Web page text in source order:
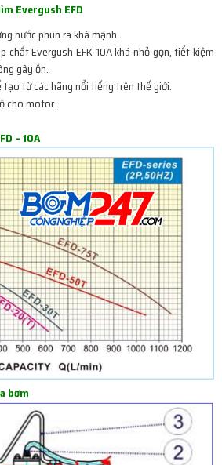
Evergush EFD
nước phun ra khá mạnh .
chất Evergush EFK-10A khá nhỏ gọn, tiết kiệm
gây ồn.
tạo từ các hãng nổi tiếng trên thế giới.
cho motor .
– 10A
bơm